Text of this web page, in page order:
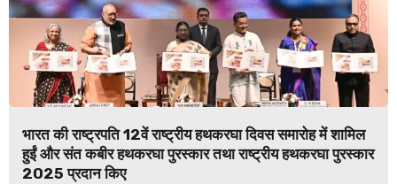
भारत की राष्ट्रपति 12वें राष्ट्रीय हथकरघा दिवस समारोह में शामिल
हुईं और संत कबीर हथकरघा पुरस्कार तथा राष्ट्रीय हथकरघा पुरस्कार
2025 प्रदान किए